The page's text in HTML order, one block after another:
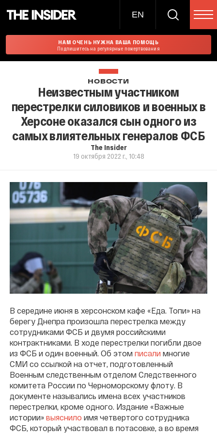
EN
НАМ ОЧЕНЬ НУЖНА ВАША ПОМОЩЬ
Подпишитесь на регулярные пожертвования
НОВОСТИ
Неизвестным участником
перестрелки силовиков и военных в
Херсоне оказался сын одного из
самых влиятельных генералов ФСБ
The Insider
19 октября 2022 г., 10:48
В середине июня в херсонском кафе «Еда. Топи» на
берегу Днепра произошла перестрелка между
сотрудниками ФСБ и двумя российскими
контрактниками. В ходе перестрелки погибли двое
из ФСБ и один военный. Об этом писали многие
СМИ со ссылкой на отчет, подготовленный
Военным следственным отделом Следственного
комитета России по Черноморскому флоту. В
документе назывались имена всех участников
перестрелки, кроме одного. Издание «Важные
истории» выяснило имя четвертого сотрудника
ФСБ, который участвовал в потасовке, а во время